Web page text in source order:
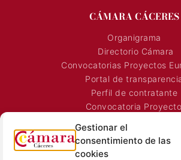
Gestionar el
consentimiento de las
cookies
CÁMARA CÁCERES
Organigrama
Directorio Cámara
Convocatorias Proyectos
Portal de
Perfil de contratante
Convocatoria
Señalización Comercial